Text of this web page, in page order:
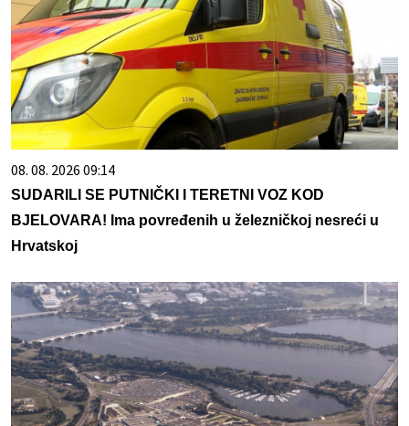
08. 08. 2026 09:14
SUDARILI SE PUTNIČKI I TERETNI VOZ KOD
BJELOVARA! Ima povređenih u železničkoj nesreći u
Hrvatskoj